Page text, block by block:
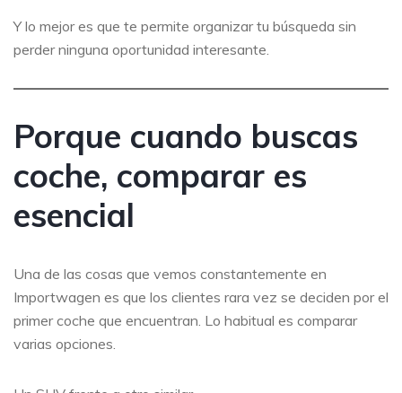
Y lo mejor es que te permite organizar tu búsqueda sin
perder ninguna oportunidad interesante.
Porque cuando buscas
coche, comparar es
esencial
Una de las cosas que vemos constantemente en
Importwagen es que los clientes rara vez se deciden por el
primer coche que encuentran. Lo habitual es comparar
varias opciones.